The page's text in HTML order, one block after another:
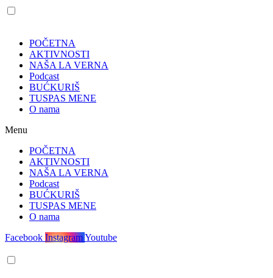
POČETNA
AKTIVNOSTI
NAŠA LA VERNA
Podcast
BUĆKURIŠ
TUSPAS MENE
O nama
Menu
POČETNA
AKTIVNOSTI
NAŠA LA VERNA
Podcast
BUĆKURIŠ
TUSPAS MENE
O nama
Facebook InstagramYoutube